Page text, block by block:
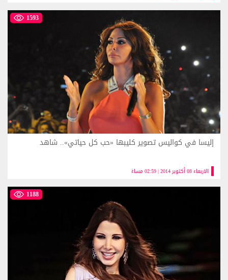
1593
الاربعاء 08 أكتوبر 2014 | 02:59 مساءً
إليسا في كواليس تصوير كليبها «حب كل حياتي».. شاهد
1188